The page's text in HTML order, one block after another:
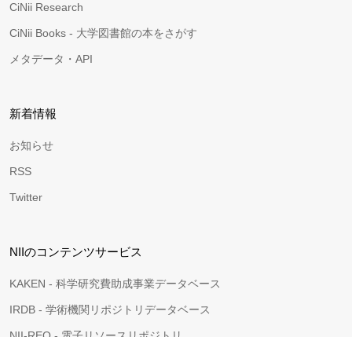
CiNii Research
CiNii Books - 大学図書館の本をさがす
メタデータ・API
新着情報
お知らせ
RSS
Twitter
NIIのコンテンツサービス
KAKEN - 科学研究費助成事業データベース
IRDB - 学術機関リポジトリデータベース